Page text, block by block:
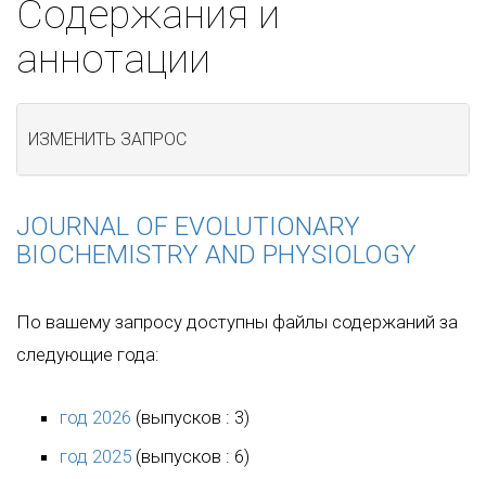
Содержания и
аннотации
ИЗМЕНИТЬ ЗАПРОС
JOURNAL OF EVOLUTIONARY
BIOCHEMISTRY AND PHYSIOLOGY
По вашему запросу доступны файлы содержаний за
следующие года:
год 2026 (выпусков : 3)
год 2025 (выпусков : 6)